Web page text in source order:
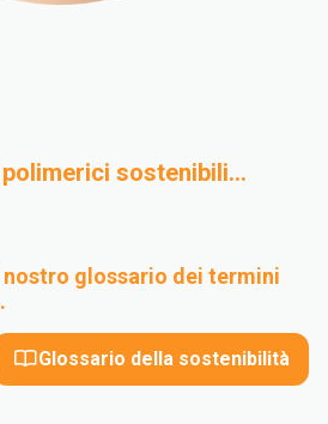
sostenibili...
Progettazione per
glossario dei termini
Glossario della sostenibilità